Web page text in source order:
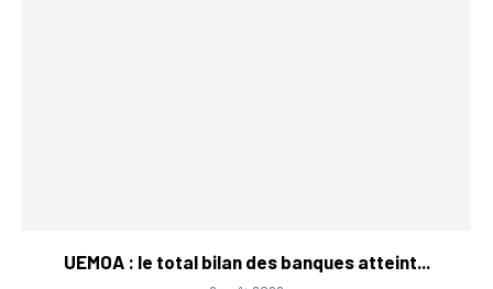
UEMOA : le total bilan des banques atteint...